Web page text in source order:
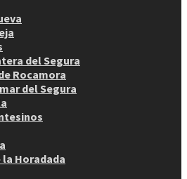
del Segura
Rocamora
del Segura
la Horadada